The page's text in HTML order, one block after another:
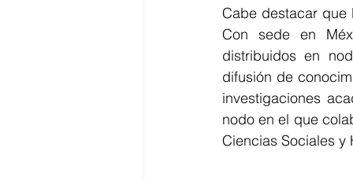
Cabe destacar que
Con sede en
distribuidos en
difusión de
investigaciones
nodo en el que
Ciencias Sociales y